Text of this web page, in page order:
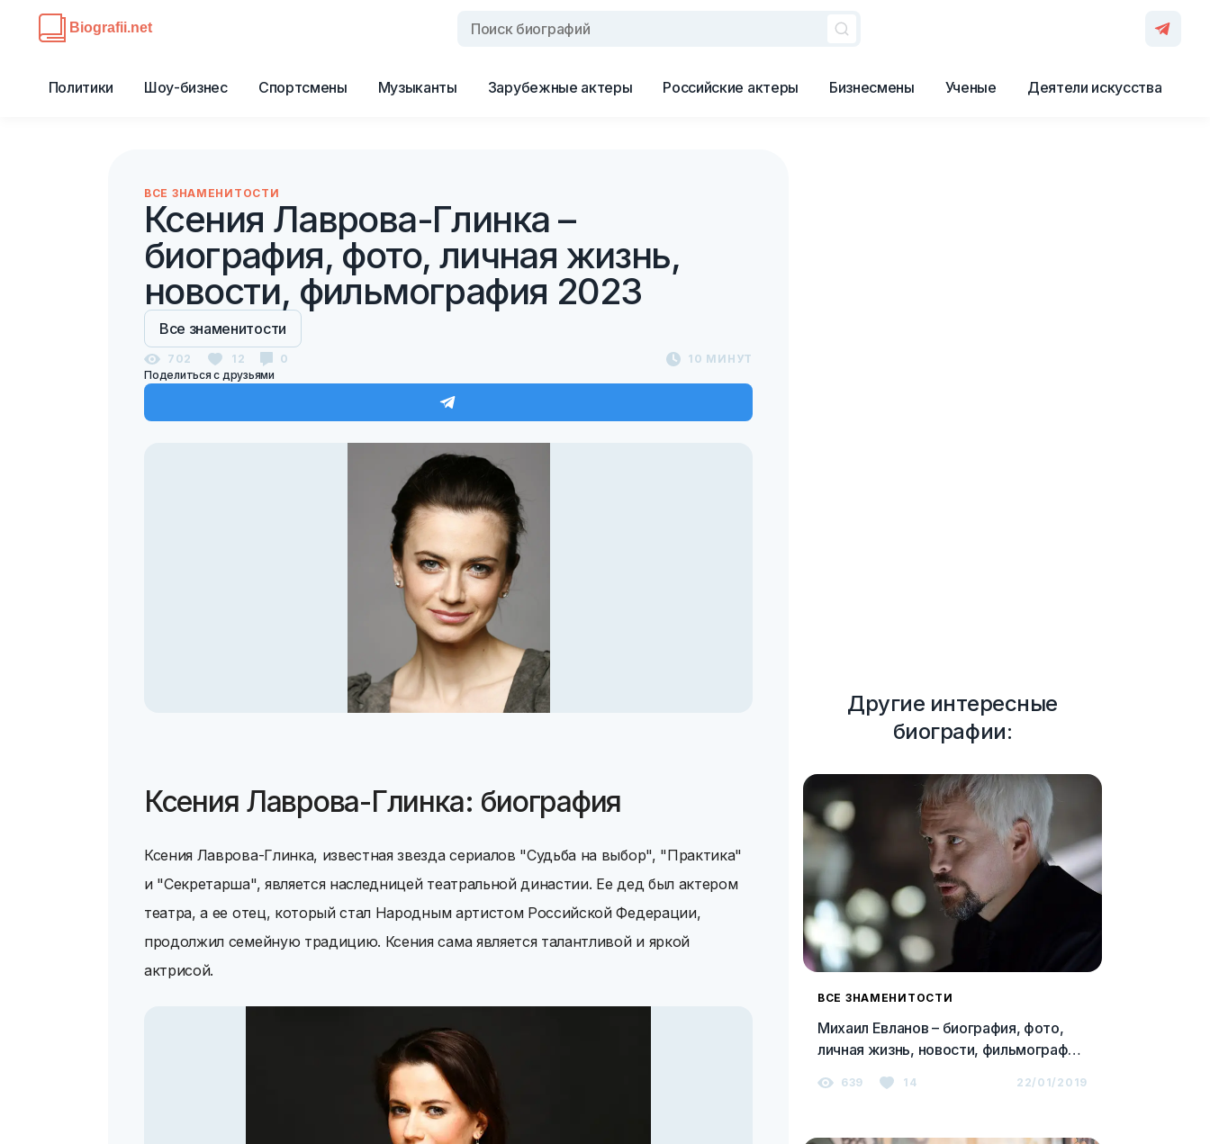
Политики Шоу-бизнес Спортсмены Музыканты Зарубежные актеры Российские актеры Бизнесмены Ученые Деятели искусства
ВСЕ ЗНАМЕНИТОСТИ
Ксения Лаврова-Глинка –
биография, фото, личная жизнь,
новости, фильмография 2023
Все знаменитости
702 12 0
10 МИНУТ
Поделиться с друзьями
Ксения Лаврова-Глинка: биография
Ксения Лаврова-Глинка, известная звезда сериалов "Судьба на выбор", "Практика"
и "Секретарша", является наследницей театральной династии. Ее дед был актером
театра, а ее отец, который стал Народным артистом Российской Федерации,
продолжил семейную традицию. Ксения сама является талантливой и яркой
актрисой.
Другие интересные
биографии:
ВСЕ ЗНАМЕНИТОСТИ
Михаил Евланов – биография, фото,
личная жизнь, новости, фильмография
639 14 22/01/2019